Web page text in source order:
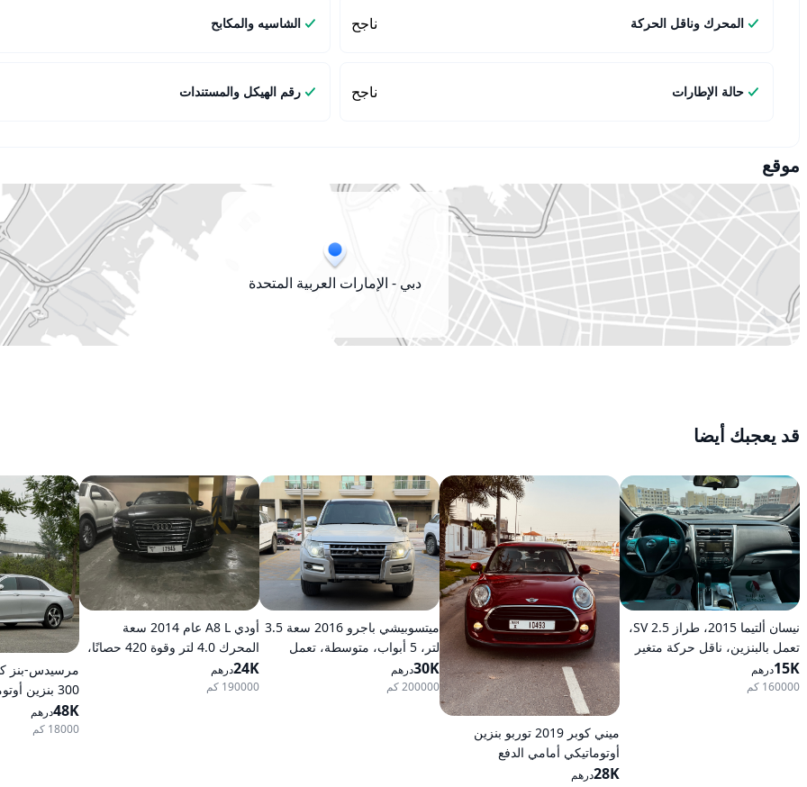
المحرك وناقل الحركة ناجح الشاسيه والمكابح
حالة الإطارات ناجح رقم الهيكل والمستندات
موقع
دبي - الإمارات العربية المتحدة
قد يعجبك أيضا
نيسان ألتيما 2015، طراز 2.5 SV،
تعمل بالبنزين، ناقل حركة متغير
مستمر (CVT)، دفع أمامي
15Kدرهم
160000 كم
ميني كوبر 2019 توربو بنزين
أوتوماتيكي أمامي الدفع
28Kدرهم
ميتسوبيشي باجرو 2016 سعة 3.5
لتر، 5 أبواب، متوسطة، تعمل
بالبنزين، أوتوماتيكية، دفع رباعي
30Kدرهم
200000 كم
أودي A8 L عام 2014 سعة
المحرك 4.0 لتر وقوة 420 حصانًا،
تعمل بالبنزين، ناقل حركة
أوتوماتيكي، دفع كلي للعجلات
24Kدرهم
190000 كم
300 بنزين أوتوماتيكي دفع خلفي
48Kدرهم
18000 كم